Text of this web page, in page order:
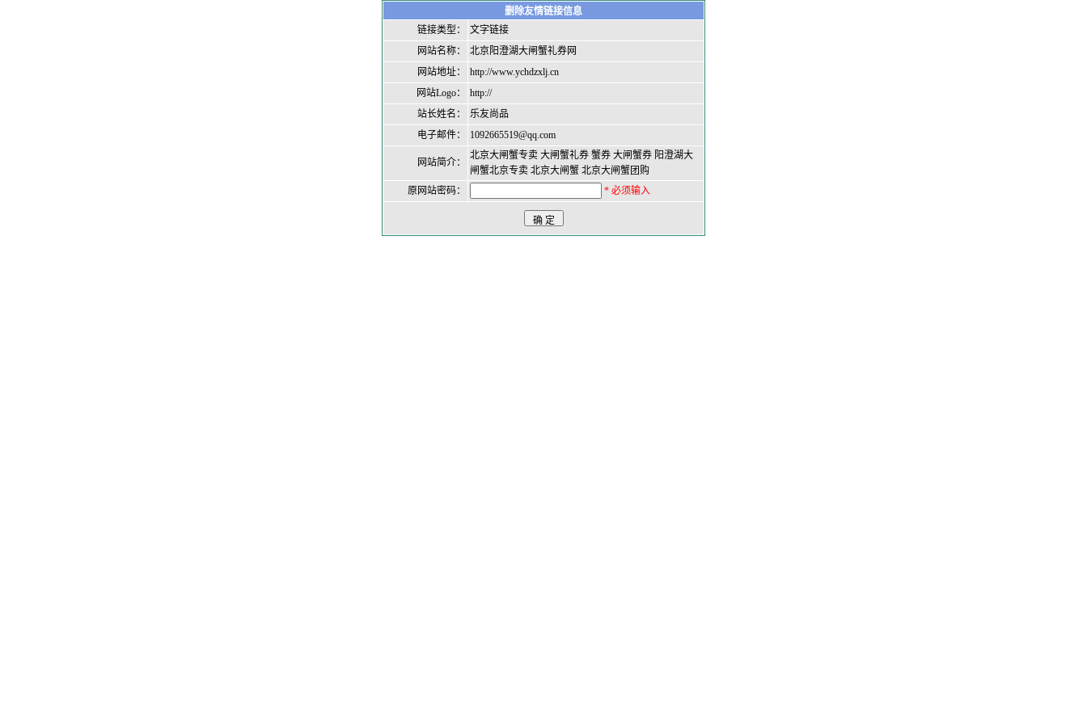
删除友情链接信息
链接类型：
文字链接
网站名称：
北京阳澄湖大闸蟹礼券网
网站地址：
http://www.ychdzxlj.cn
网站Logo：
http://
站长姓名：
乐友尚品
电子邮件：
1092665519@qq.com
网站简介：
北京大闸蟹专卖 大闸蟹礼券 蟹券 大闸蟹券 阳澄湖大
闸蟹北京专卖 北京大闸蟹 北京大闸蟹团购
原网站密码：
* 必须输入